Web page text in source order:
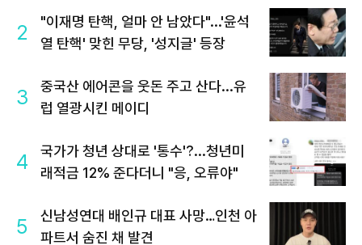
2
"이재명 탄핵, 얼마 안 남았다"...'윤석
열 탄핵' 맞힌 무당, '성지글' 등장
3
중국산 에어콘을 웃돈 주고 산다...유
럽 열광시킨 메이디
4
국가가 청년 상대로 '통수'?...청년미
래적금 12% 준다더니 "응, 오류야"
5
신남성연대 배인규 대표 사망…인천 아
파트서 숨진 채 발견